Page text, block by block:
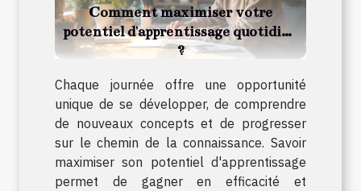
Comment maximiser votre
potentiel d'apprentissage quotidien
?
Chaque journée offre une opportunité
unique de se développer, de comprendre
de nouveaux concepts et de progresser
sur le chemin de la connaissance. Savoir
maximiser son potentiel d'apprentissage
permet de gagner en efficacité et